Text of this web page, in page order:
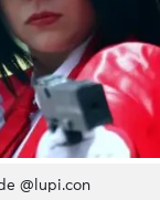
@lupi.con